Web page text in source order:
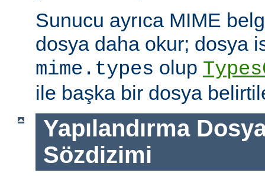
Sunucu ayrıca MIME
dosya daha okur; dosya
mime.types olup
ile başka bir dosya
Yapılandırma
Sözdizimi